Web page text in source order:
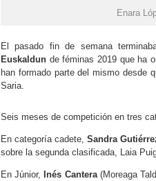
Enara
El pasado fin de semana
Euskaldun de féminas 2019 que ha
han formado parte del mismo desde
Saria.
Seis meses de competición en tres
En categoría cadete, Sandra
sobre la segunda clasificada, Laia
En Júnior, Inés Cantera(Moreaga